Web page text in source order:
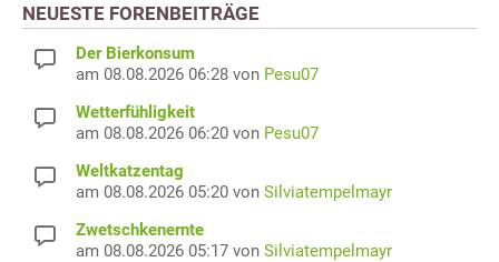
NEUESTE FORENBEITRÄGE
Der Bierkonsum
am 08.08.2026 06:28 von Pesu07
Wetterfühligkeit
am 08.08.2026 06:20 von Pesu07
Weltkatzentag
am 08.08.2026 05:20 von Silviatempelmayr
Zwetschkenernte
am 08.08.2026 05:17 von Silviatempelmayr